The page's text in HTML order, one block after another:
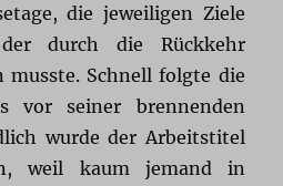
die jeweiligen Ziele
durch die Rückkehr
musste. Schnell folgte die
vor seiner brennenden
wurde der Arbeitstitel
weil kaum jemand in